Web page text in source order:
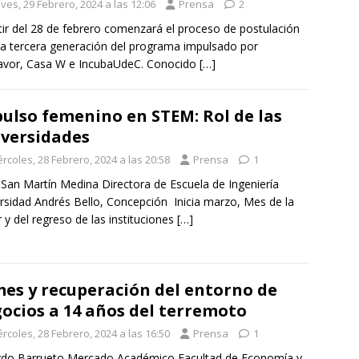
29 Febrero, 2024 a las 12:06 Prensa 2
del 28 de febrero comenzará el proceso de postulación
tercera generación del programa impulsado por
Casa W e IncubaUdeC. Conocido […]
femenino en STEM: Rol de las
28 Febrero, 2024 a las 20:58 Prensa 1
Martín Medina Directora de Escuela de Ingeniería
Andrés Bello, Concepción Inicia marzo, Mes de la
y del regreso de las instituciones […]
y recuperación del entorno de
a 14 años del terremoto
28 Febrero, 2024 a las 16:50 Prensa 1